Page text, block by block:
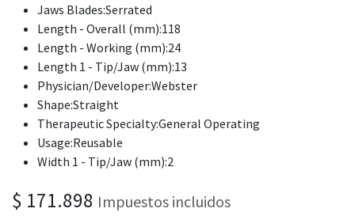
Jaws Blades:Serrated
Length - Overall (mm):118
Length - Working (mm):24
Length 1 - Tip/Jaw (mm):13
Physician/Developer:Webster
Shape:Straight
Therapeutic Specialty:General Operating
Usage:Reusable
Width 1 - Tip/Jaw (mm):2
$ 171.898 Impuestos incluidos